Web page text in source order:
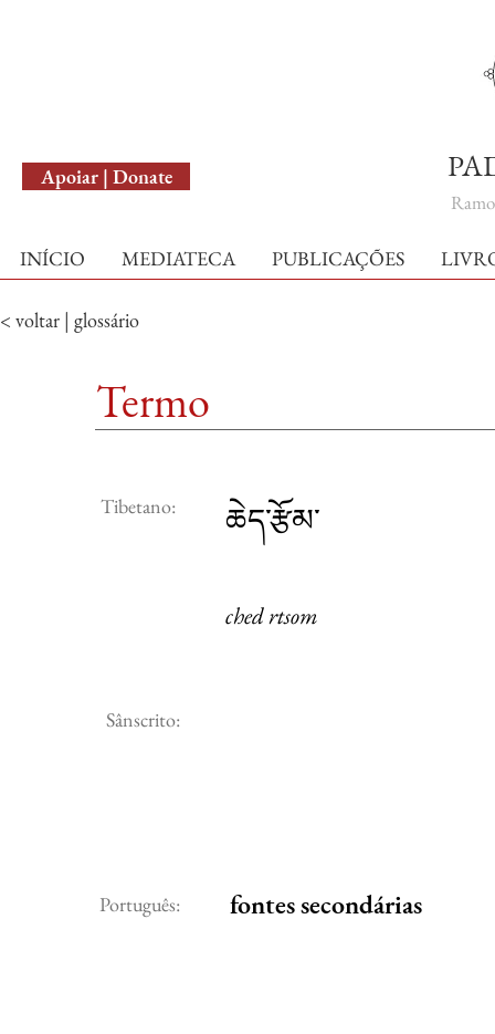
Apoiar | Donate
INÍCIO MEDIATECA PUBLICAÇÕES
< voltar | glossário
Termo
Tibetano: ཆེད་རྩོམ་
ched rtsom
Sânscrito:
Português: fontes secondárias